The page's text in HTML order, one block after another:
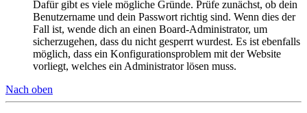
Dafür gibt es viele mögliche Gründe. Prüfe zunächst, ob dein
Benutzername und dein Passwort richtig sind. Wenn dies der
Fall ist, wende dich an einen Board-Administrator, um
sicherzugehen, dass du nicht gesperrt wurdest. Es ist ebenfalls
möglich, dass ein Konfigurationsproblem mit der Website
vorliegt, welches ein Administrator lösen muss.
Nach oben